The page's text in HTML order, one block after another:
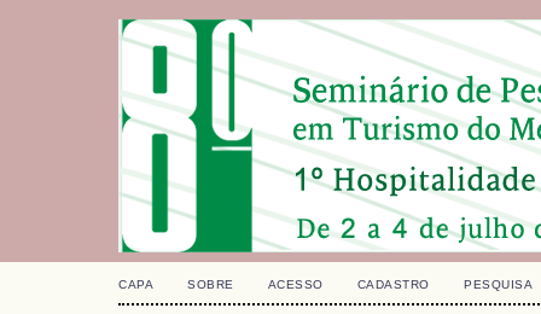
CAPA SOBRE ACESSO CADASTRO PESQUISA